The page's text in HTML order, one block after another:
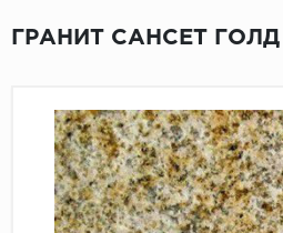
Плитка
Брусчатка
Слэбы
ГРАНИТ САНСЕТ ГОЛД